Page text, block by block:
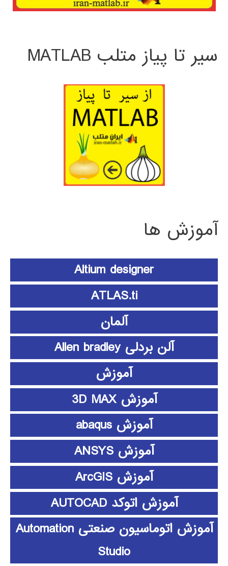
سیر تا پیاز متلب MATLAB
آموزش ها
Altium designer
ATLAS.ti
آلمان
آلن بردلی Allen bradley
آموزش
آموزش 3D MAX
آموزش abaqus
آموزش ANSYS
آموزش ArcGIS
آموزش اتوکد AUTOCAD
آموزش اتوماسیون صنعتی Automation
Studio